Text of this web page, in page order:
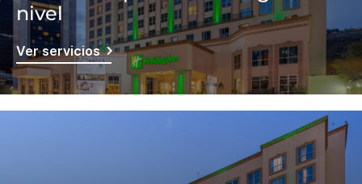
nivel
Ver servicios